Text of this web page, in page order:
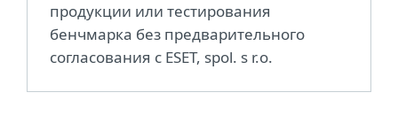
продукции или тестирования
бенчмарка без предварительного
согласования с ESET, spol. s r.o.